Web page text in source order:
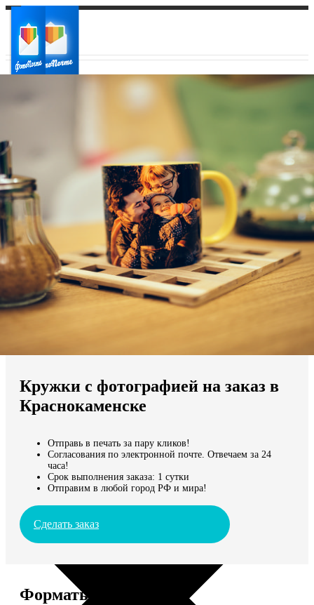
Ваш регион доставки
Выберите из списка:
Мы доставляем по всему миру
Продолжить без города
Кружки с фотографией на заказ в
Краснокаменске
Отправь в печать за пару кликов!
Согласования по электронной почте. Отвечаем за 24
часа!
Срок выполнения заказа: 1 сутки
Отправим в любой город РФ и мира!
Сделать заказ
Форматы и цены